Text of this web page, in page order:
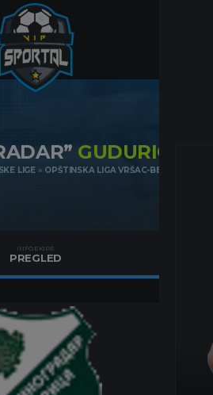
GUDURICA
LIGE » OPŠTINSKA LIGA VRŠAC-BELA CRKVA
INFO EKIPE
PREGLED